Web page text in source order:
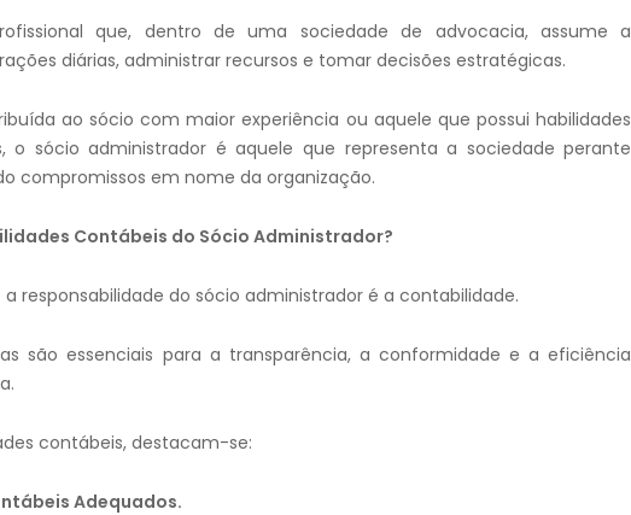
que, dentro de uma sociedade de advocacia, assume a
diárias, administrar recursos e tomar decisões estratégicas.
ao sócio com maior experiência ou aquele que possui habilidades
o sócio administrador é aquele que representa a sociedade perante
compromissos em nome da organização.
Contábeis do Sócio Administrador?
responsabilidade do sócio administrador é a contabilidade.
são essenciais para a transparência, a conformidade e a eficiência
contábeis, destacam-se:
Adequados.